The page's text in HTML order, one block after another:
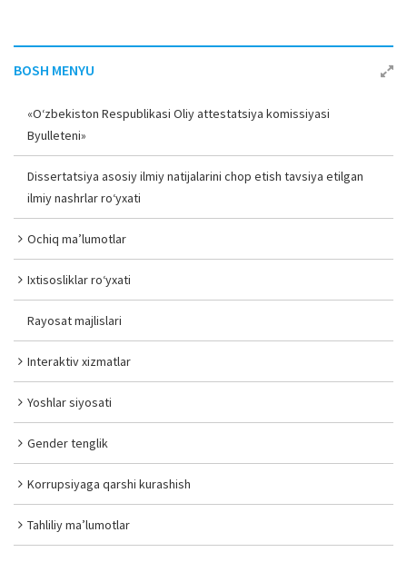
BOSH MENYU
«O‘zbekiston Respublikasi Oliy attestatsiya komissiyasi
Byulleteni»
Dissertatsiya asosiy ilmiy natijalarini chop etish tavsiya etilgan
ilmiy nashrlar ro‘yxati
Ochiq ma’lumotlar
Ixtisosliklar ro‘yxati
Rayosat majlislari
Interaktiv xizmatlar
Yoshlar siyosati
Gender tenglik
Korrupsiyaga qarshi kurashish
Tahliliy ma’lumotlar